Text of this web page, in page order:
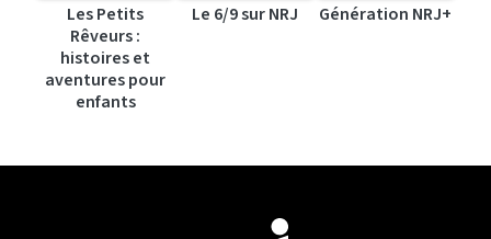
Les Petits
Rêveurs :
histoires et
aventures pour
enfants
Le 6/9 sur NRJ Génération NRJ+